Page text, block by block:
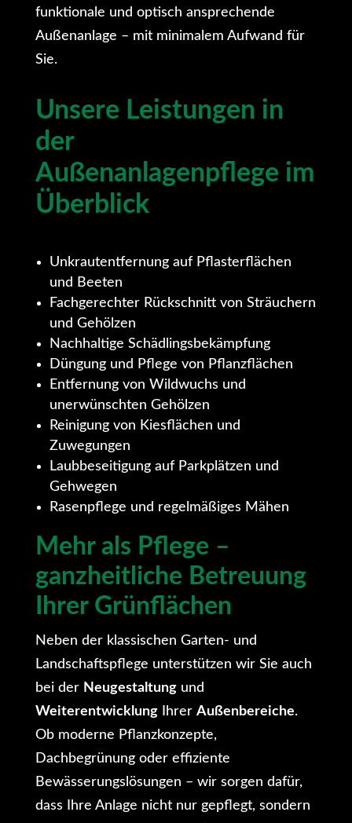
funktionale und optisch ansprechende
Außenanlage – mit minimalem Aufwand für
Sie.
Unsere Leistungen in
der
Außenanlagenpflege im
Überblick
Unkrautentfernung auf Pflasterflächen
und Beeten
Fachgerechter Rückschnitt von Sträuchern
und Gehölzen
Nachhaltige Schädlingsbekämpfung
Düngung und Pflege von Pflanzflächen
Entfernung von Wildwuchs und
unerwünschten Gehölzen
Reinigung von Kiesflächen und
Zuwegungen
Laubbeseitigung auf Parkplätzen und
Gehwegen
Rasenpflege und regelmäßiges Mähen
Mehr als Pflege –
ganzheitliche Betreuung
Ihrer Grünflächen
Neben der klassischen Garten- und
Landschaftspflege unterstützen wir Sie auch
bei der Neugestaltungund
WeiterentwicklungIhrer Außenbereiche.
Ob moderne Pflanzkonzepte,
Dachbegrünung oder effiziente
Bewässerungslösungen – wir sorgen dafür,
dass Ihre Anlage nicht nur gepflegt, sondern